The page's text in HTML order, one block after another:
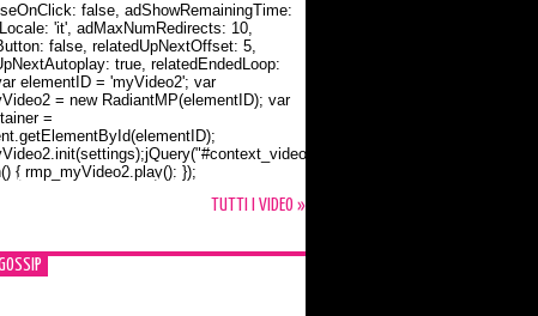
Bloom e la t-shirt dedicata a Flynn
false, adShowRemainingTime:
'it', adMaxNumRedirects: 10,
false, relatedUpNextOffset: 5,
true, relatedEndedLoop:
elementID = 'myVideo2'; var
= new RadiantMP(elementID); var
=
{ rmp_myVideo2.play(); });
TUTTI I VIDEO »